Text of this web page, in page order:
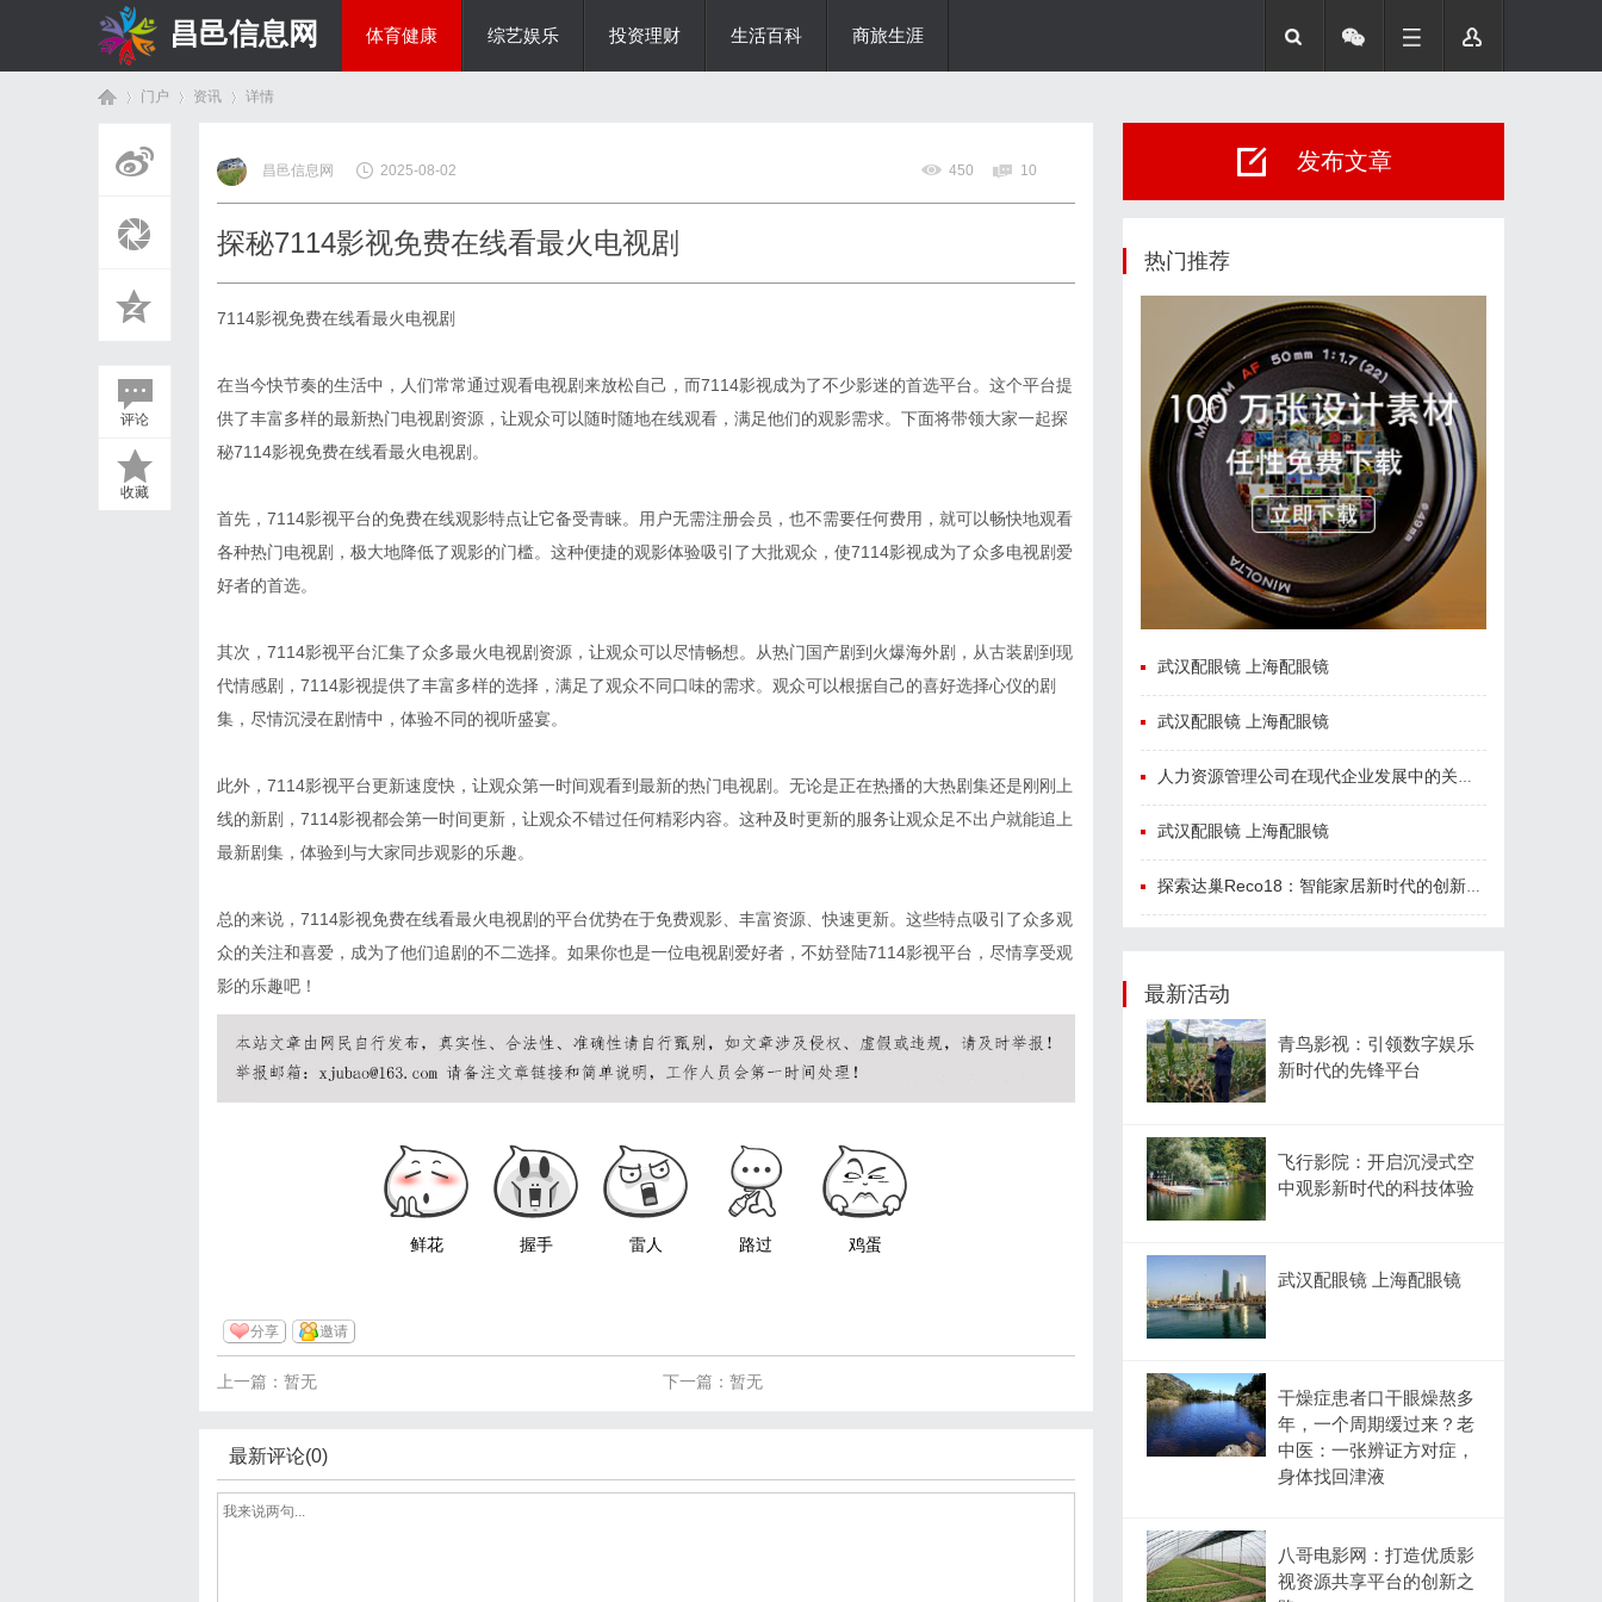
昌邑信息网 体育健康 综艺娱乐 投资理财 生活百科 商旅生涯
门户 资讯
›
详情
评论
收藏
昌邑信息网 2025-08-02 450 10
探秘7114影视免费在线看最火电视剧
7114影视免费在线看最火电视剧
在当今快节奏的生活中，人们常常通过观看电视剧来放松自己，而7114影视成为了不少影迷的首选平台。这个平台提
供了丰富多样的最新热门电视剧资源，让观众可以随时随地在线观看，满足他们的观影需求。下面将带领大家一起探
秘7114影视免费在线看最火电视剧。
首先，7114影视平台的免费在线观影特点让它备受青睐。用户无需注册会员，也不需要任何费用，就可以畅快地观看
各种热门电视剧，极大地降低了观影的门槛。这种便捷的观影体验吸引了大批观众，使7114影视成为了众多电视剧爱
好者的首选。
其次，7114影视平台汇集了众多最火电视剧资源，让观众可以尽情畅想。从热门国产剧到火爆海外剧，从古装剧到现
代情感剧，7114影视提供了丰富多样的选择，满足了观众不同口味的需求。观众可以根据自己的喜好选择心仪的剧
集，尽情沉浸在剧情中，体验不同的视听盛宴。
此外，7114影视平台更新速度快，让观众第一时间观看到最新的热门电视剧。无论是正在热播的大热剧集还是刚刚上
线的新剧，7114影视都会第一时间更新，让观众不错过任何精彩内容。这种及时更新的服务让观众足不出户就能追上
最新剧集，体验到与大家同步观影的乐趣。
总的来说，7114影视免费在线看最火电视剧的平台优势在于免费观影、丰富资源、快速更新。这些特点吸引了众多观
众的关注和喜爱，成为了他们追剧的不二选择。如果你也是一位电视剧爱好者，不妨登陆7114影视平台，尽情享受观
影的乐趣吧！
鲜花 握手 雷人 路过 鸡蛋
分享 邀请
下一篇：暂无
上一篇：暂无
最新评论(0)
发布文章
热门推荐
武汉配眼镜 上海配眼镜
武汉配眼镜 上海配眼镜
人力资源管理公司在现代企业发展中的关键作用及其管理策略解析
武汉配眼镜 上海配眼镜
探索达巢Reco18：智能家居新时代的创新之作
最新活动
青鸟影视：引领数字娱乐
新时代的先锋平台
飞行影院：开启沉浸式空
中观影新时代的科技体验
武汉配眼镜 上海配眼镜
干燥症患者口干眼燥熬多
年，一个周期缓过来？老
中医：一张辨证方对症，
身体找回津液
八哥电影网：打造优质影
视资源共享平台的创新之